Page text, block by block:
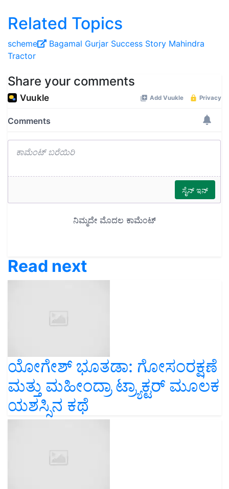
Related Topics
scheme Bagamal Gurjar Success Story Mahindra
Tractor
Share your comments
Read next
ಯೋಗೇಶ್ ಭೂತಡಾ: ಗೋಸಂರಕ್ಷಣೆ
ಮತ್ತು ಮಹೀಂದ್ರಾ ಟ್ರ್ಯಾಕ್ಟರ್ ಮೂಲಕ
ಯಶಸ್ಸಿನ ಕಥೆ